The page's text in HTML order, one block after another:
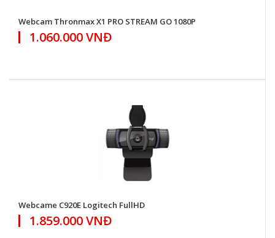
Webcam Thronmax X1 PRO STREAM GO 1080P
1.060.000 VNĐ
Webcame C920E Logitech FullHD
1.859.000 VNĐ